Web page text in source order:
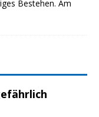
Bestehen. Am